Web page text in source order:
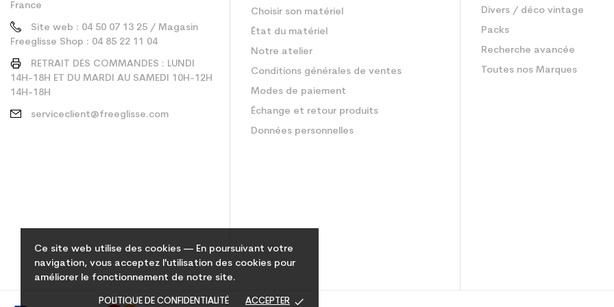
Ce site web utilise des cookies — En poursuivant votre
navigation, vous acceptez l'utilisation des cookies pour
améliorer le fonctionnement de notre site.
POLITIQUE DE CONFIDENTIALITÉ ACCEPTER done
France
Site web : 04 50 07 13 25 / Magasin
Freeglisse Shop : 04 85 22 11 04
RETRAIT DES COMMANDES : LUNDI
14H-18H ET DU MARDI AU SAMEDI 10H-12H
14H-18H
serviceclient@freeglisse.com
Choisir son matériel
État du matériel
Notre atelier
Conditions générales de ventes
Modes de paiement
Échange et retour produits
Données personnelles
Divers / déco vintage
Packs
Recherche avancée
Toutes nos Marques